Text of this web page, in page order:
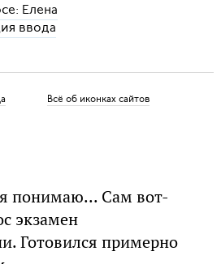
Елена
ввода
Всё об иконках сайтов
понимаю... Сам вот-
экзамен
Готовился примерно